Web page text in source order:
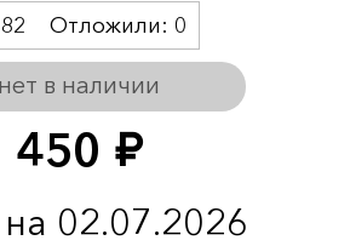
450 руб.
02.07.2026
нет в наличии
82 Отложили: 0